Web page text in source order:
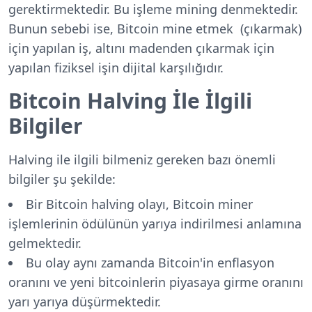
gerektirmektedir. Bu işleme mining denmektedir.
Bunun sebebi ise, Bitcoin mine etmek (çıkarmak)
için yapılan iş, altını madenden çıkarmak için
yapılan fiziksel işin dijital karşılığıdır.
Bitcoin Halving İle İlgili
Bilgiler
Halving ile ilgili bilmeniz gereken bazı önemli
bilgiler şu şekilde:
Bir Bitcoin halving olayı, Bitcoin miner
işlemlerinin ödülünün yarıya indirilmesi anlamına
gelmektedir.
Bu olay aynı zamanda Bitcoin'in enflasyon
oranını ve yeni bitcoinlerin piyasaya girme oranını
yarı yarıya düşürmektedir.